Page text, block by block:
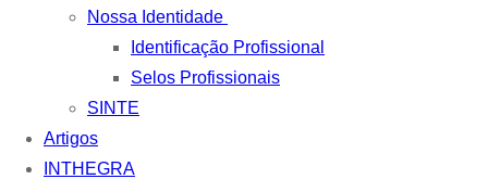
Nossa Identidade
Identificação Profissional
Selos Profissionais
SINTE
Artigos
INTHEGRA